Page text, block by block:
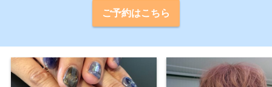
ご予約はこちら